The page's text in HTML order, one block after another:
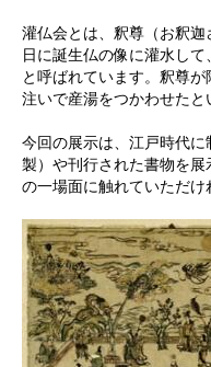
灌仏会とは、釈尊（お釈
日に誕生仏の像に灌水し
と呼ばれています。釈尊
注いで産湯をつかわせたと
今回の展示は、江戸時代
製）や刊行された書物を
の一場面に触れていただけ